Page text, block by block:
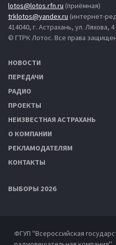
lotos@lotos.rfn.ru (приёмная)
trklotos@yandex.ru (интернет-
414040, г. Астрахань, ул. Ляхова, 4
© ГТРК Лотос. Все права
НОВОСТИ
ПЕРЕДАЧИ
РАДИО
ПРОЕКТЫ
НЕИЗВЕСТНАЯ АСТРАХАНЬ
О КОМПАНИИ
РЕКЛАМОДАТЕЛЯМ
КОНТАКТЫ
ВЫБОРЫ 2026
ФГУП "Всероссийская